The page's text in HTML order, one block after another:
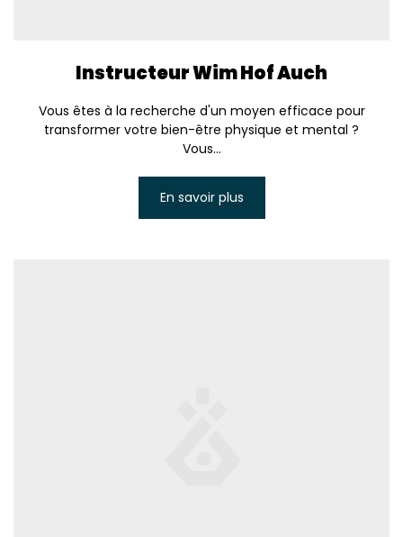
Instructeur Wim Hof Auch
Vous êtes à la recherche d'un moyen efficace pour
transformer votre bien-être physique et mental ?
Vous...
En savoir plus